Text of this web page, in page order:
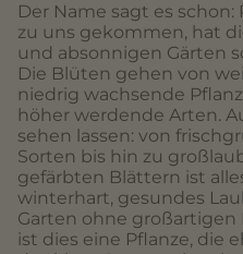
Der Name sagt es schon:
zu uns gekommen, hat
und absonnigen Gärten
Die Blüten gehen von
niedrig wachsende
höher werdende Arten.
sehen lassen: von
Sorten bis hin zu
gefärbten Blättern ist
winterhart, gesundes
Garten ohne großartigen
ist dies eine Pflanze, die